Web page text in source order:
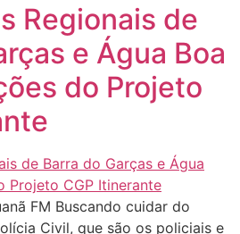
Regionais de
e Água Boa
do Projeto
FM Buscando cuidar do
Civil, que são os policiais e